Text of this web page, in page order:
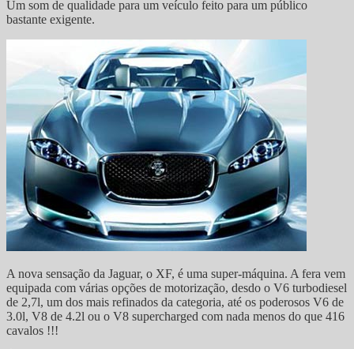
Um som de qualidade para um veículo feito para um público
bastante exigente.
A nova sensação da Jaguar, o XF, é uma super-máquina. A fera vem
equipada com várias opções de motorização, desdo o V6 turbodiesel
de 2,7l, um dos mais refinados da categoria, até os poderosos V6 de
3.0l, V8 de 4.2l ou o V8 supercharged com nada menos do que 416
cavalos !!!